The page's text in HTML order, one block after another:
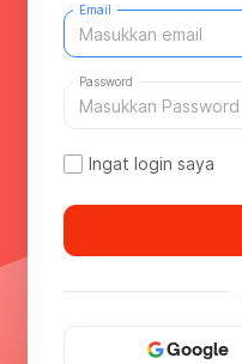
Email
Password
Ingat login saya
Google